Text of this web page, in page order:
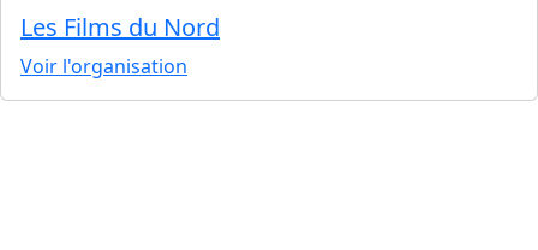
Les Films du Nord
Voir l'organisation